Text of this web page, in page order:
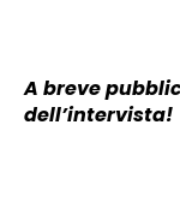
A breve
dell’intervista!